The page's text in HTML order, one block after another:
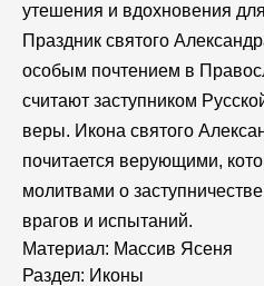
утешения и вдохновения
Праздник святого
особым почтением в
считают заступником
веры. Икона святого
почитается верующими,
молитвами о
врагов и испытаний.
Материал: Массив Ясеня
Раздел: Иконы